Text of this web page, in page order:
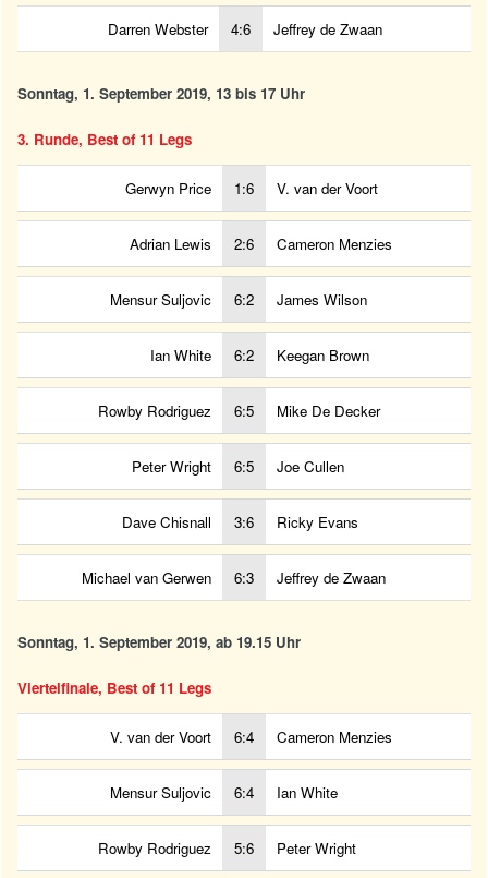
Darren Webster 4:6 Jeffrey de Zwaan
Sonntag, 1. September 2019, 13 bis 17 Uhr
3. Runde, Best of 11 Legs
Gerwyn Price 1:6 V. van der Voort
Adrian Lewis 2:6 Cameron Menzies
Mensur Suljovic 6:2 James Wilson
Ian White 6:2 Keegan Brown
Rowby Rodriguez 6:5 Mike De Decker
Peter Wright 6:5 Joe Cullen
Dave Chisnall 3:6 Ricky Evans
Michael van Gerwen 6:3 Jeffrey de Zwaan
Sonntag, 1. September 2019, ab 19.15 Uhr
Viertelfinale, Best of 11 Legs
V. van der Voort 6:4 Cameron Menzies
Mensur Suljovic 6:4 Ian White
Rowby Rodriguez 5:6 Peter Wright